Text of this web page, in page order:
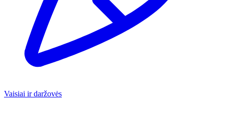
Vaisiai ir daržovės